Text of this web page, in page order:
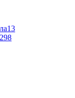
13
298